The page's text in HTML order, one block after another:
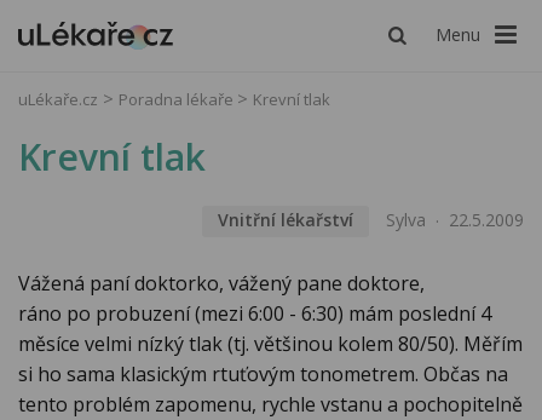
Menu
uLékaře.cz Poradna lékaře Krevní tlak
Krevní tlak
Vnitřní lékařství Sylva 22.5.2009
Vážená paní doktorko, vážený pane doktore,
ráno po probuzení (mezi 6:00 - 6:30) mám poslední 4
měsíce velmi nízký tlak (tj. většinou kolem 80/50). Měřím
si ho sama klasickým rtuťovým tonometrem. Občas na
tento problém zapomenu, rychle vstanu a pochopitelně